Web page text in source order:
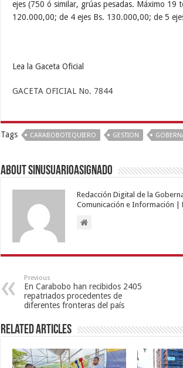
ejes (750 ó similar, grúas pesadas. Máximo 19
120.000,00; de 4 ejes Bs. 130.000,00; de 5
Lea la Gaceta Oficial
GACETA OFICIAL No. 7844
Tags CARABOBOTEQUIERO GESTION
About sinusuarioasignado
Redacción Digital de la
Comunicación e Información |
Previous
En Carabobo han recibidos 2405
repatriados procedentes de
diferentes fronteras del país
Related Articles